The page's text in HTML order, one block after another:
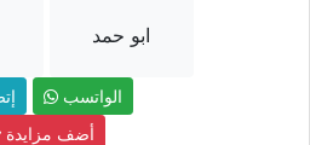
ابو حمد
الواتسب
أضف مزايدة